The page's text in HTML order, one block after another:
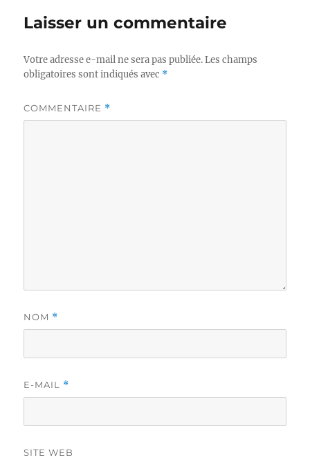
Laisser un commentaire
Votre adresse e-mail ne sera pas publiée. Les champs
obligatoires sont indiqués avec *
COMMENTAIRE *
NOM *
E-MAIL *
SITE WEB